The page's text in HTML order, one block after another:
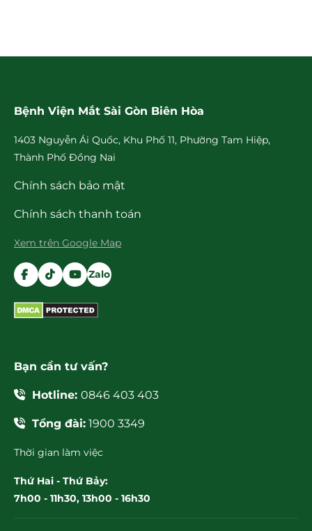
Bệnh Viện Mắt Sài Gòn Biên Hòa
1403 Nguyễn Ái Quốc, Khu Phố 11, Phường Tam Hiệp,
Thành Phố Đồng Nai
Chính sách bảo mật
Chính sách thanh toán
Xem trên Google Map
Zalo
Bạn cần tư vấn?
Hotline: 0846 403 403
Tổng đài: 1900 3349
Thời gian làm việc
Thứ Hai - Thứ Bảy:
7h00 - 11h30, 13h00 - 16h30